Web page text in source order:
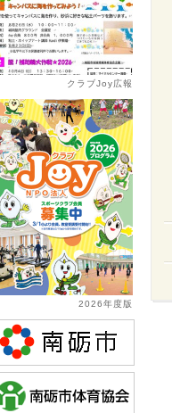
クラブJoy広報
2026年度版